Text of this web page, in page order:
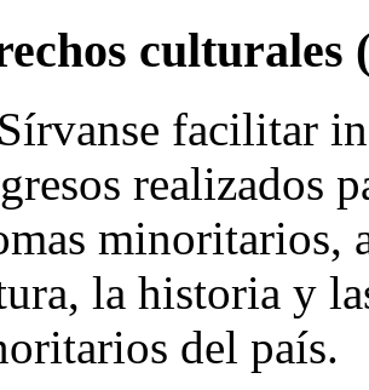
culturales
facilitar
realizados
minoritarios,
la historia y
del país.